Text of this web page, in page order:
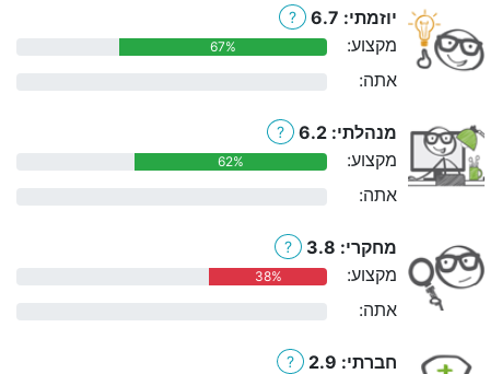
יוזמתי: 6.7 ?
מקצוע: 67%
אתה:
מנהלתי: 6.2 ?
מקצוע: 62%
אתה:
מחקרי: 3.8 ?
מקצוע: 38%
אתה:
חברתי: 2.9 ?